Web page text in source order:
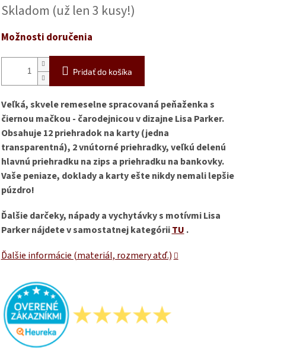
cena:
Skladom (už len 3 kusy!)
Možnosti doručenia
Pridať do košíka
Veľká, skvele remeselne spracovaná peňaženka s
čiernou mačkou - čarodejnicou v dizajne Lisa Parker.
Obsahuje 12 priehradok na karty (jedna
transparentná), 2 vnútorné priehradky, veľkú delenú
hlavnú priehradku na zips a priehradku na bankovky.
Vaše peniaze, doklady a karty ešte nikdy nemali lepšie
púzdro!
Ďalšie darčeky, nápady a vychytávky s motívmi Lisa
Parker nájdete v samostatnej kategóriiTU.
Ďalšie informácie (materiál, rozmery atď.)